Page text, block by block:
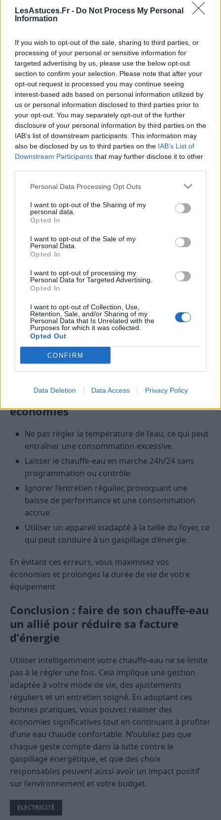
LesAstuces.Fr - Do Not Process My Personal
Information
If you wish to opt-out of the sale, sharing to third parties, or
processing of your personal or sensitive information for
targeted advertising by us, please use the below opt-out
section to confirm your selection. Please note that after your
opt-out request is processed you may continue seeing
interest-based ads based on personal information utilized by
us or personal information disclosed to third parties prior to
your opt-out. You may separately opt-out of the further
disclosure of your personal information by third parties on the
IAB’s list of downstream participants. This information may
also be disclosed by us to third parties on the IAB’s List of
Downstream Participants that may further disclose it to other
Personal Data Processing Opt Outs
I want to opt-out of the Sharing of my
personal data.
Opted In
I want to opt-out of the Sale of my
Personal Data.
Opted In
I want to opt-out of processing my
Personal Data for Targeted Advertising.
Opted In
I want to opt-out of Collection, Use,
Retention, Sale, and/or Sharing of my
Personal Data that Is Unrelated with the
Purposes for which it was collected.
Opted Out
CONFIRM
Data Deletion Data Access Privacy Policy
Vidanger le chauffe-eau
: supprimer les
sédiments accumulés dans le fond du réservoir
Contrôler l’isolation: une bonne isolation du
ballon ou des tuyaux limite les pertes de chaleur
et maintient l’eau chaude plus longtemps.
Un entretien annuel par un professionnel peut
également prévenir les dysfonctionnements et
prolonger la durée de vie de votre équipement.
Choisir un modèle performant et
adapté à ses besoins
privilégiez un modèle économique et respectueux de
l’environnement :
Chauffe-eau à haute efficacité
meilleure isolation ou une technologie de
chauffage plus performante.
permettant de réduire significativement la
consommation électrique.
Capacité adaptée à votre foyer
un chauffe-eau trop grand ou trop petit, car cela
influence directement la consommation.
Un modèle bien choisi, combiné à une utilisation
responsable, permet de réduire votre facture et votre
impact environnemental.
Les erreurs à éviter pour faire des
économies
Ne pas régler la température de l’eau, ce qui peut
entraîner une consommation excessive.
Laisser le chauffe-eau en marche 24h/24 sans
programmation ou contrôle.
Ignorer l’entretien régulier, provoquant une
baisse de performance et une consommation
accrue.
Utiliser un appareil inadapté à la taille du foyer, ce
qui peut conduire à un gaspillage d’énergie.
En évitant ces erreurs, vous maximisez vos
économies et prolongez la durée de vie de votre
équipement.
Conclusion : faire de son chauffe-eau
un allié pour réduire sa facture
d’énergie
Utiliser intelligemment votre chauffe-eau ne se limite
pas à le régler une fois. Cela implique une gestion
adaptée à votre mode de vie, des ajustements
réguliers et un entretien soigné. En adoptant ces
bonnes pratiques, vous pouvez réaliser des
économies significatives tout en continuant à profiter
d’une eau chaude confortable. N’oubliez pas que
chaque geste compte dans la lutte contre le
gaspillage énergétique, et que des choix
responsables peuvent aussi avoir un impact positif
sur l’environnement et votre budget.
ELECTRICITÉ